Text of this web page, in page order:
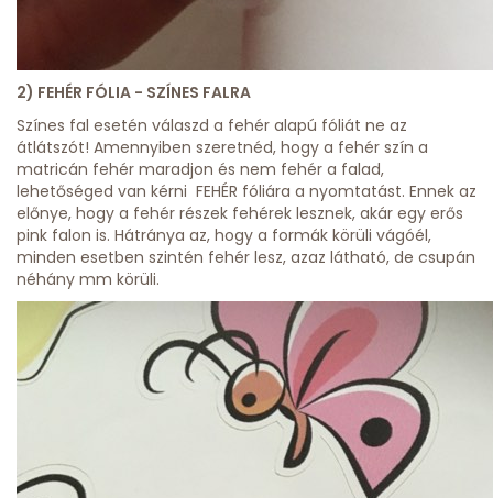
2) FEHÉR FÓLIA - SZÍNES FALRA
Színes fal esetén válaszd a fehér alapú fóliát ne az
átlátszót! Amennyiben szeretnéd, hogy a fehér szín a
matricán fehér maradjon és nem fehér a falad,
lehetőséged van kérni FEHÉR fóliára a nyomtatást. Ennek az
előnye, hogy a fehér részek fehérek lesznek, akár egy erős
pink falon is. Hátránya az, hogy a formák körüli vágóél,
minden esetben szintén fehér lesz, azaz látható, de csupán
néhány mm körüli.